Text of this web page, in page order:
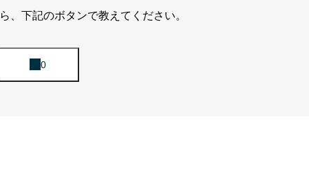
、下記のボタンで教えてください。